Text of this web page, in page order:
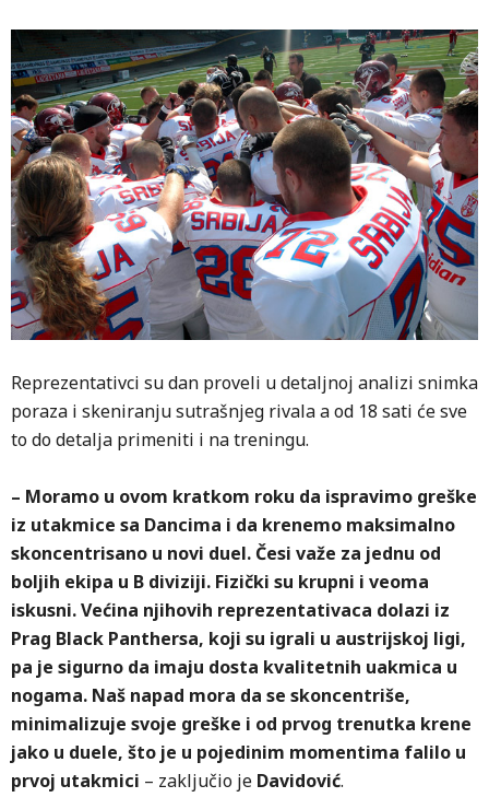
Reprezentativci su dan proveli u detaljnoj analizi snimka
poraza i skeniranju sutrašnjeg rivala a od 18 sati će sve
to do detalja primeniti i na treningu.
– Moramo u ovom kratkom roku da ispravimo greške
iz utakmice sa Dancima i da krenemo maksimalno
skoncentrisano u novi duel. Česi važe za jednu od
boljih ekipa u B diviziji. Fizički su krupni i veoma
iskusni. Većina njihovih reprezentativaca dolazi iz
Prag Black Panthersa, koji su igrali u austrijskoj ligi,
pa je sigurno da imaju dosta kvalitetnih uakmica u
nogama. Naš napad mora da se skoncentriše,
minimalizuje svoje greške i od prvog trenutka krene
jako u duele, što je u pojedinim momentima falilo u
prvoj utakmici – zaključio je Davidović.